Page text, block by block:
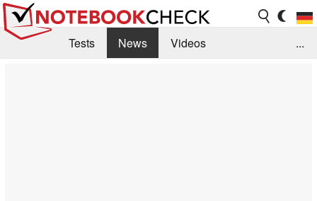
Tests News
Videos
...